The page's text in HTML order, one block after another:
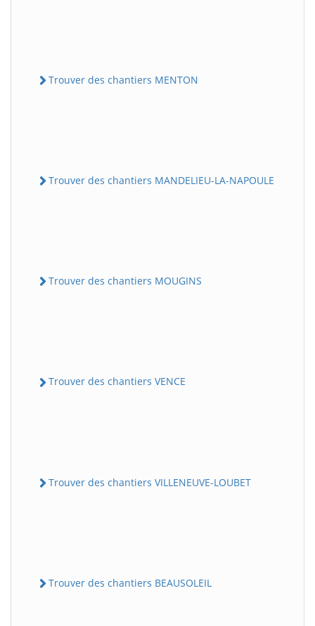
Trouver des chantiers MENTON
Trouver des chantiers MANDELIEU-LA-NAPOULE
Trouver des chantiers MOUGINS
Trouver des chantiers VENCE
Trouver des chantiers VILLENEUVE-LOUBET
Trouver des chantiers BEAUSOLEIL